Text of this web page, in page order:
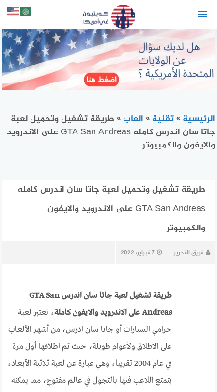
الرئيسية »تقنية » العاب» طريقة تشغيل وتحميل لعبة
جاتا سان اندرس كامله GTA San Andreas على الاندرويد
والايفون والكمبيوتر
طريقة تشغيل وتحميل لعبة جاتا سان اندرس كامله
GTA San Andreas على الاندرويد والايفون
والكمبيوتر
فريق التحرير 7 فبراير، 2022
طريقة تشغيل لعبة جاتا سان اندرس GTA San
Andreas على الاندرويد والايفون كاملة
، تعتبر لعبة
حرامي السيارات أو جاتا سان ادرس، من أشهر الألعاب
على الاطلاق ولأعوام طويلة، حيث تم اطلاقها أول مرة
في عام 2004 تقريبا، وهي عبارة عن لعبة ثلاثية الأبعاد،
يتمتع اللاعب فيها بالتجول في عالم مفتوح، مما يمكنه